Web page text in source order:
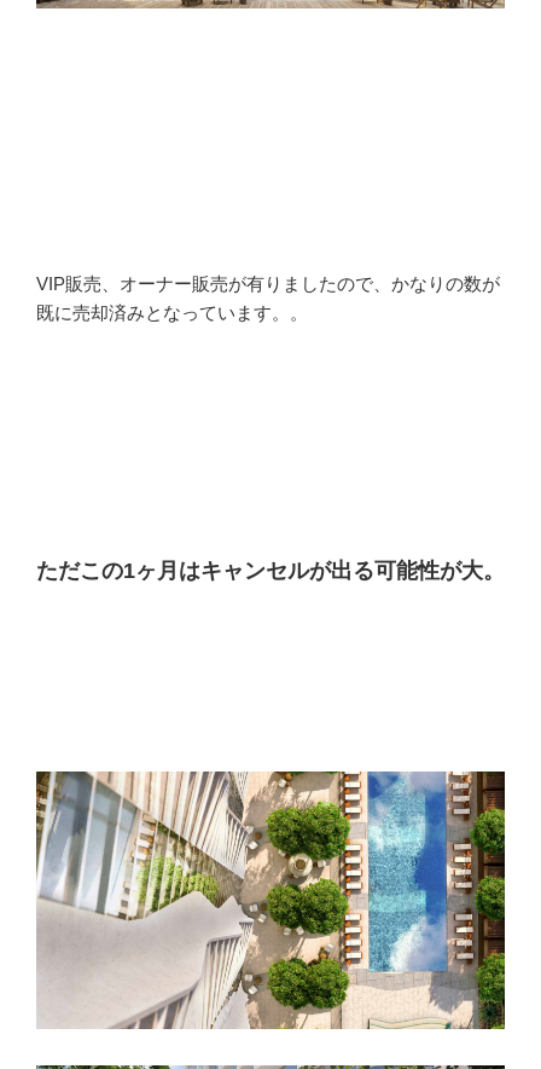
VIP販売、オーナー販売が有りましたので、かなりの数が
既に売却済みとなっています。。
ただこの1ヶ月はキャンセルが出る可能性が大。